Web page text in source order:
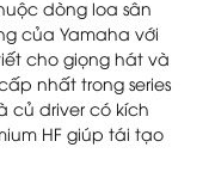
dòng loa sân
của Yamaha với
cho giọng hát và
nhất trong series
củ driver có kích
HF giúp tái tạo